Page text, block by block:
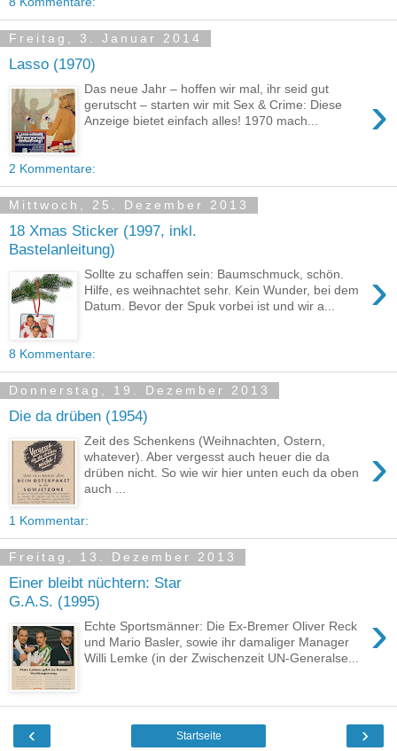
Freitag, 3. Januar 2014
Lasso (1970)
›
Das neue Jahr – hoffen wir mal, ihr seid gut
gerutscht – starten wir mit Sex & Crime: Diese
Anzeige bietet einfach alles! 1970 mach...
2 Kommentare:
Mittwoch, 25. Dezember 2013
18 Xmas Sticker (1997, inkl.
Bastelanleitung)
›
Sollte zu schaffen sein: Baumschmuck, schön.
Hilfe, es weihnachtet sehr. Kein Wunder, bei dem
Datum. Bevor der Spuk vorbei ist und wir a...
8 Kommentare:
Donnerstag, 19. Dezember 2013
Die da drüben (1954)
›
Zeit des Schenkens (Weihnachten, Ostern,
whatever). Aber vergesst auch heuer die da
drüben nicht. So wie wir hier unten euch da oben
auch ...
1 Kommentar:
Freitag, 13. Dezember 2013
Einer bleibt nüchtern: Star
G.A.S. (1995)
›
Echte Sportsmänner: Die Ex-Bremer Oliver Reck
und Mario Basler, sowie ihr damaliger Manager
Willi Lemke (in der Zwischenzeit UN-Generalse...
‹ ›
Startseite